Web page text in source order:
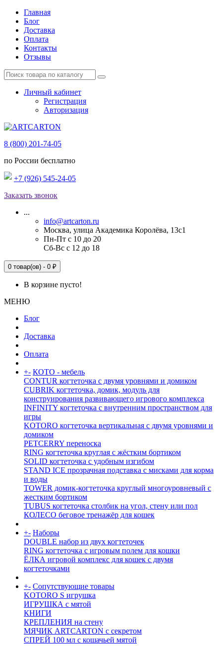
Главная
Блог
Доставка
Оплата
Контакты
Отзывы
Личный кабинет
Регистрация
Авторизация
8 (800) 201-74-05
по России бесплатно
+7 (926) 545-24-05
Заказать звонок
...
info@artcarton.ru
Москва, улица Академика Королёва, 13с1
Пн-Пт с 10 до 20
Сб-Вс с 12 до 18
0 товар(ов) - 0 ₽
В корзине пусто!
МЕНЮ
Блог
Доставка
Оплата
+- КОТО - мебель
CONTUR когтеточка с двумя уровнями и домиком
CUBRIK когтеточка, домик, модуль для
конструирования развивающего игрового комплекса
INFINITY когтеточка с внутренним пространством для
игры
KOTORO когтеточка вертикальная с двумя уровнями и
домиком
PETCERRY переноска
RING когтеточка круглая с жёстким бортиком
SOLID когтеточка с удобным изгибом
STAND ICE прозрачная подставка с мисками для корма
и воды
TOWER домик-когтеточка круглый многоуровневый с
жестким бортиком
TUBUS когтеточка столбик на угол, стену или пол
КОЛЕСО беговое тренажёр для кошек
+- Наборы
DOUBLE набор из двух когтеточек
RING когтеточка c игровым полем для кошки
ЁЛКА игровой комплекс для кошек с двумя
когтеточками
+- Сопутствующие товары
KOTORO S игрушка
ИГРУШКА с мятой
КНИГИ
КРЕПЛЕНИЯ на стену
МЯЧИК ARTCARTON с секретом
СПРЕЙ 100 мл с кошачьей мятой